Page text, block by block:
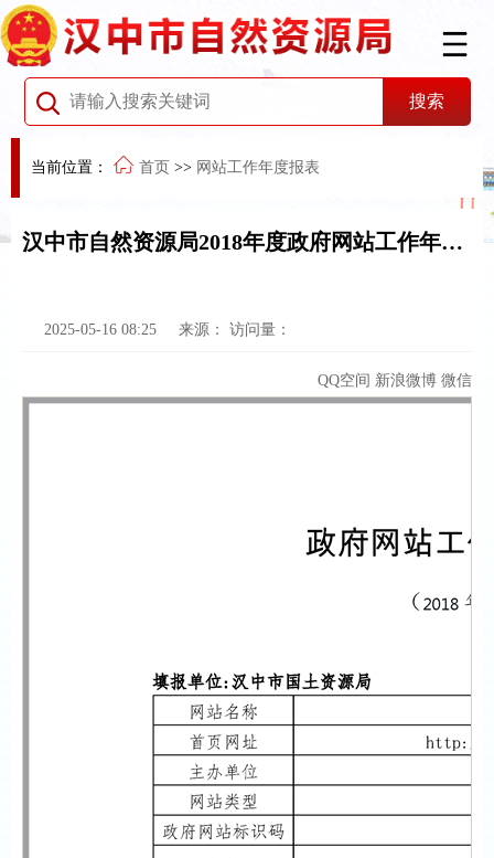
当前位置： 首页 >> 网站工作年度报表
汉中市自然资源局2018年度政府网站工作年度报告
2025-05-16 08:25 来源： 访问量：
QQ空间 新浪微博 微信